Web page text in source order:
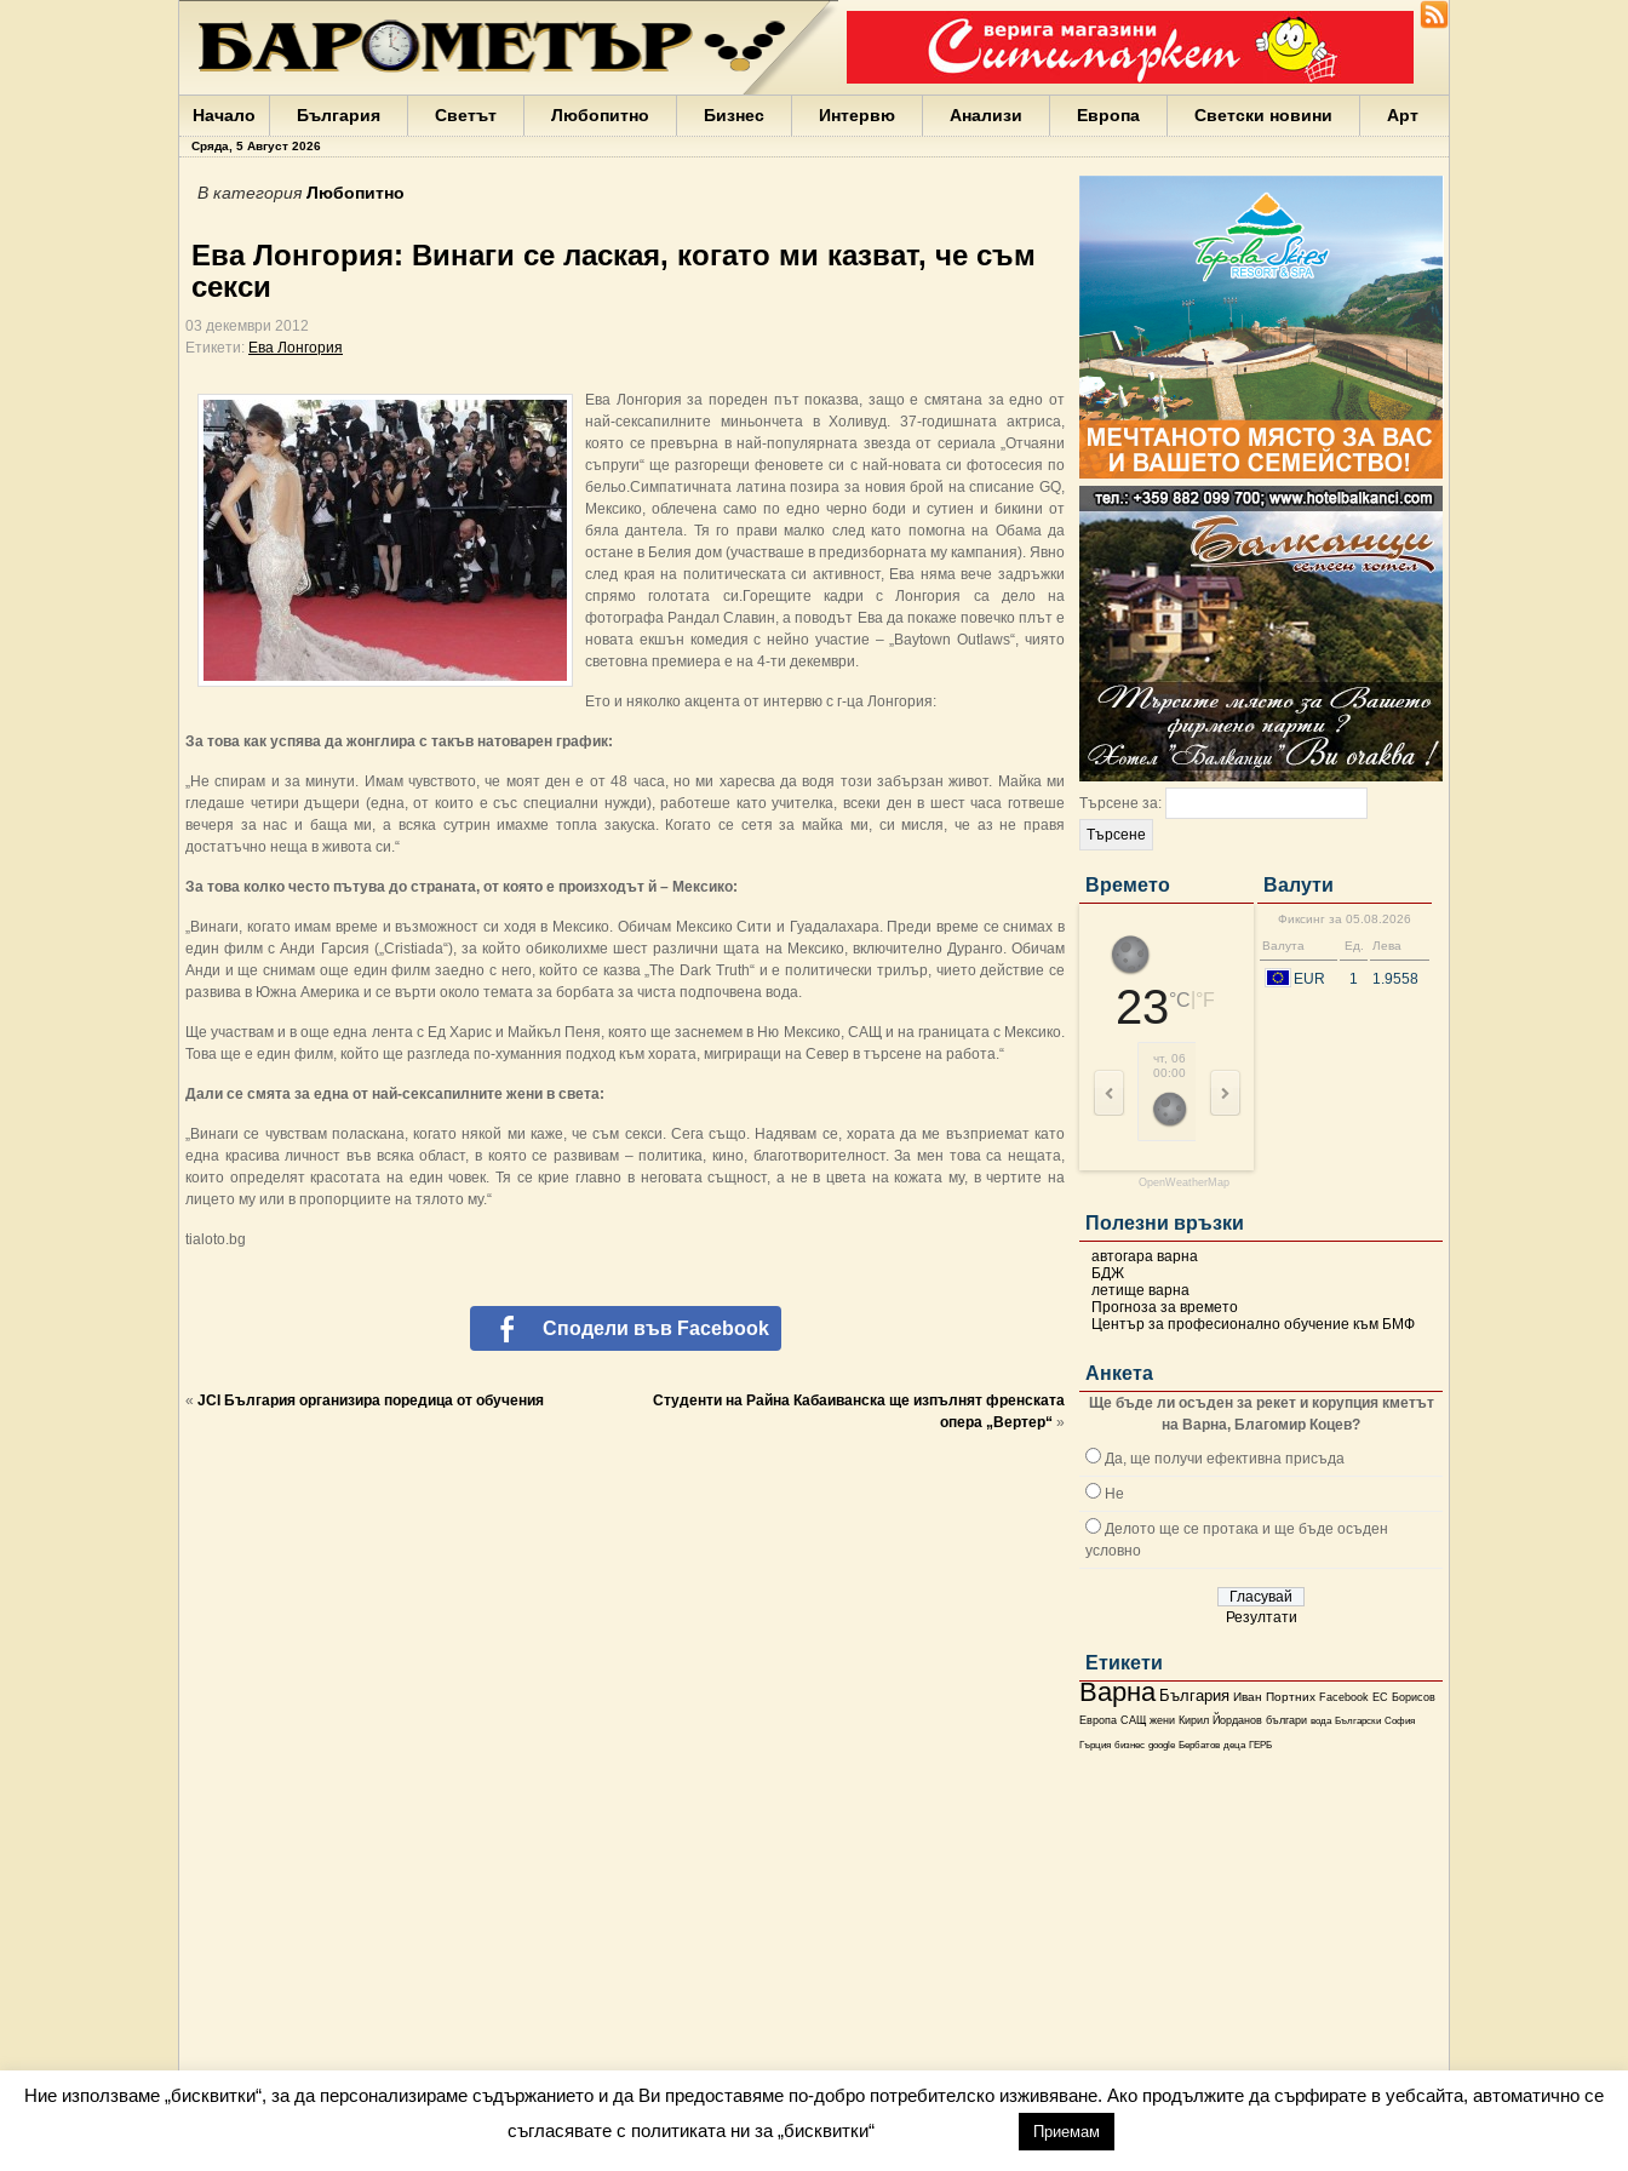
Варна
България
Портних
Facebook
ЕС
Борисов
Европа
Йорданов
българи
google
деца
Бербатов
ГЕРБ
Начало България Светът Любопитно Бизнес Интервю Анализи Европа Светски новини Арт
Сряда, 5 Август 2026
Търсене за:
Времето
23°C °F
чт, 06
00:00
03:00
OpenWeatherMap
Валути
Фиксинг за 05.08.2026
Валута
Ед. Лева
EUR 1 1.9558
Полезни връзки
автогара варна
БДЖ
летище варна
Прогноза за времето
Център за професионално обучение към БМФ
Анкета
Ще бъде ли осъден за рекет и корупция кметът
на Варна, Благомир Коцев?
Да, ще получи ефективна присъда
Не
Делото ще се протака и ще бъде осъден
условно
Резултати
Етикети
Варна България Иван Портних Facebook ЕС Борисов
Европа САЩ жени Кирил Йорданов българи вода Български София
Гърция бизнес google Бербатов деца ГЕРБ
В категория Любопитно
Ева Лонгория: Винаги се лаская, когато ми казват, че съм
секси
03 декември 2012
Етикети: Ева Лонгория
Ева Лонгория за пореден път показва, защо е смятана за едно от
най-сексапилните миньончета в Холивуд. 37-годишната актриса,
която се превърна в най-популярната звезда от сериала „Отчаяни
съпруги“ ще разгорещи феновете си с най-новата си фотосесия по
бельо.Симпатичната латина позира за новия брой на списание GQ,
Мексико, облечена само по едно черно боди и сутиен и бикини от
бяла дантела. Тя го прави малко след като помогна на Обама да
остане в Белия дом (участваше в предизборната му кампания). Явно
след края на политическата си активност, Ева няма вече задръжки
спрямо голотата си.Горещите кадри с Лонгория са дело на
фотографа Рандал Славин, а поводът Ева да покаже повечко плът е
новата екшън комедия с нейно участие – „Baytown Outlaws“, чиято
световна премиера е на 4-ти декември.
Ето и няколко акцента от интервю с г-ца Лонгория:
За това как успява да жонглира с такъв натоварен график:
„Не спирам и за минути. Имам чувството, че моят ден е от 48 часа, но ми харесва да водя този забързан живот. Майка ми
гледаше четири дъщери (една, от които е със специални нужди), работеше като учителка, всеки ден в шест часа готвеше
вечеря за нас и баща ми, а всяка сутрин имахме топла закуска. Когато се сетя за майка ми, си мисля, че аз не правя
достатъчно неща в живота си.“
За това колко често пътува до страната, от която е произходът й – Мексико:
„Винаги, когато имам време и възможност си ходя в Мексико. Обичам Мексико Сити и Гуадалахара. Преди време се снимах в
един филм с Анди Гарсия („Cristiada“), за който обиколихме шест различни щата на Мексико, включително Дуранго. Обичам
Анди и ще снимам още един филм заедно с него, който се казва „The Dark Truth“ и е политически трилър, чието действие се
развива в Южна Америка и се върти около темата за борбата за чиста подпочвена вода.
Ще участвам и в още една лента с Ед Харис и Майкъл Пеня, която ще заснемем в Ню Мексико, САЩ и на границата с Мексико.
Това ще е един филм, който ще разгледа по-хуманния подход към хората, мигриращи на Север в търсене на работа.“
Дали се смята за една от най-сексапилните жени в света:
„Винаги се чувствам поласкана, когато някой ми каже, че съм секси. Сега също. Надявам се, хората да ме възприемат като
една красива личност във всяка област, в която се развивам – политика, кино, благотворителност. За мен това са нещата,
които определят красотата на един човек. Тя се крие главно в неговата същност, а не в цвета на кожата му, в чертите на
лицето му или в пропорциите на тялото му.“
tialoto.bg
Сподели във Facebook
« JCI България организира поредица от обучения
Студенти на Райна Кабаиванска ще изпълнят френската
опера „Вертер“ »
Всички права запазени barometar.net © 2026 info@barometar.net
Ние използваме „бисквитки“, за да персонализираме съдържанието и да Ви предоставяме по-добро потребителско изживяване. Ако продължите да сърфирате в уебсайта, автоматично се
съгласявате с политиката ни за „бисквитки“
Приемам